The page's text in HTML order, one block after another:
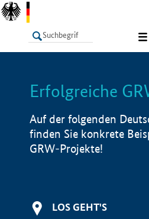
LISTE
Erfolgreiche
Auf der folgenden
finden Sie konkrete
GRW-Projekte!
LOS GEHT'S